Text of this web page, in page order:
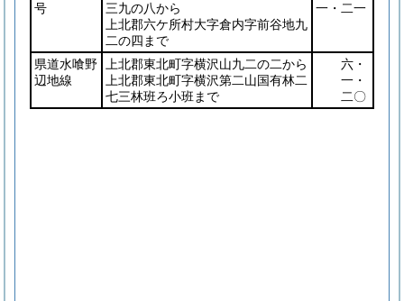
号
三九の八から
上北郡六ケ所村大字倉内字前谷地九
二の四まで
一・二一
県道水喰野
辺地線
上北郡東北町字横沢山九二の二から
上北郡東北町字横沢第二山国有林二
七三林班ろ小班まで
六・
一・
二〇